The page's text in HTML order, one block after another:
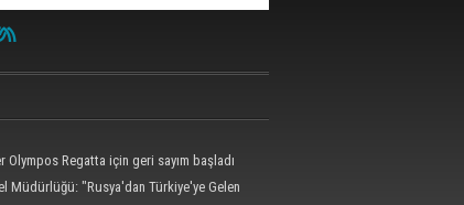
Olympos Regatta için geri sayım başladı
Müdürlüğü: "Rusya'dan Türkiye'ye Gelen